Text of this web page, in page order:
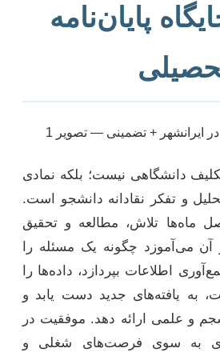
پایان‌نامه
دانشگاهی نیست؛ بلکه نمادی
و تفکر نقادانه دانشجو است.
ماه‌ها تلاش، مطالعه و تحقیق
می‌آموزد چگونه یک مسئله را
اطلاعات بپردازد، داده‌ها را
به یافته‌های جدید دست یابد و
و علمی ارائه دهد. موفقیت در
به سوی فرصت‌های شغلی و